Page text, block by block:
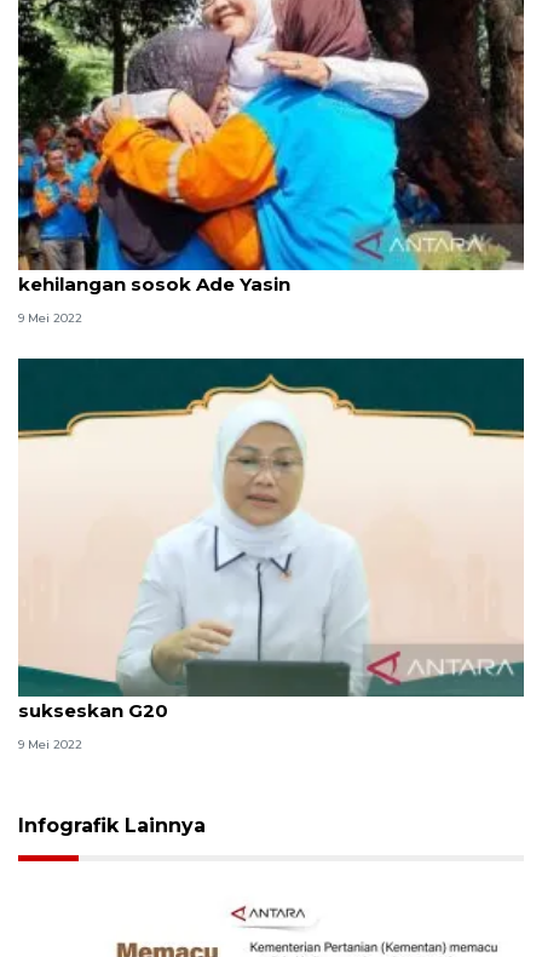
Momentum halal bihalal, "pesapon" di Bogor
kehilangan sosok Ade Yasin
9 Mei 2022
Gelar halal bihalal, Menaker dorong sinergi jajaran
sukseskan G20
9 Mei 2022
Infografik Lainnya